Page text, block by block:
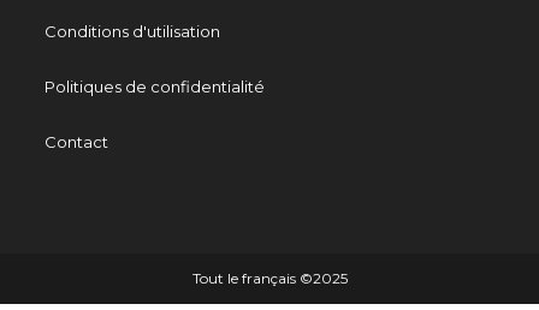
Conditions d'utilisation
Politiques de confidentialité
Contact
Tout le français ©️2025